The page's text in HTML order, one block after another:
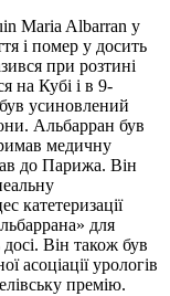
Maria Albarran y
і помер у досить
при розтині
на Кубі і в 9-
усиновлений
Альбарран був
медичну
до Парижа. Він
катетеризації
для
Він також був
урологів
премію.